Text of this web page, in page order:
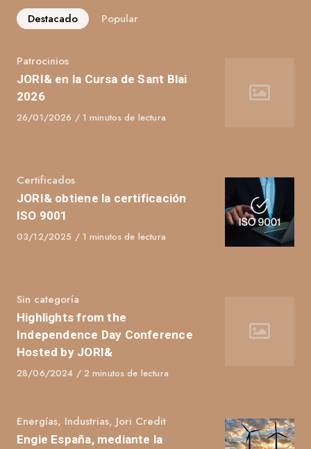
Destacado Popular
Category
Patrocinios
JORI& en la Cursa de Sant Blai
2026
Published
26/01/2026 1 minutos de lectura
Category
Certificados
JORI& obtiene la certificación
ISO 9001
Published
03/12/2025 1 minutos de lectura
Category
Sin categoría
Highlights from the
Independence Day Conference
Hosted by JORI&
Published
28/06/2024 2 minutos de lectura
Category
Energías, Industrias, Jori Credit
Engie España, mediante la